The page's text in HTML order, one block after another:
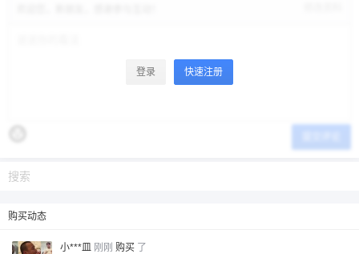
登录 快速注册
购买动态
小***皿 刚刚 购买 了